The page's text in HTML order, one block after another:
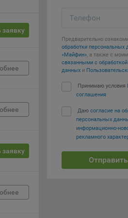
если
заявку
заявку
Телефон
Предварительно
обработки
«Майфин», а также с
связанными с
данных и
Принимаю условия
соглашения
Даю согласие на
персональных
информационно-
рекламного